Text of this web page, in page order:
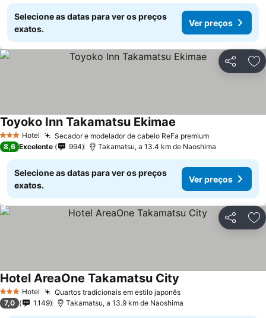
Selecione as datas para ver os preços
exatos.
Ver preços
Partilhar
3 EstrelasHotel Secador e modelador de cabelo ReFa premium
Toyoko Inn Takamatsu Ekimae
8,6 Excelente 994 Takamatsu, a 13.4 km de Naoshima
Selecione as datas para ver os preços
exatos.
Ver preços
Partilhar
3 EstrelasHotel Quartos tradicionais em estilo japonês
Hotel AreaOne Takamatsu City
7,0 1.149 Takamatsu, a 13.9 km de Naoshima